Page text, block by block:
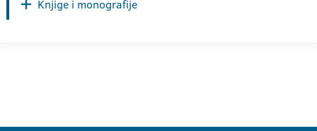
Knjige i monografije